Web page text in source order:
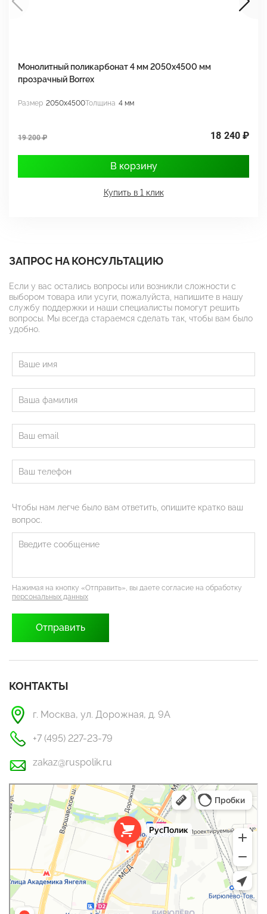
Монолитный поликарбонат 4 мм 2050х4500 мм
прозрачный Borrex
Размер 2050x4500Толщина 4 мм
19 200 ₽ 18 240 ₽
В корзину
Купить в 1 клик
ЗАПРОС НА КОНСУЛЬТАЦИЮ
Если у вас остались вопросы или возникли сложности с
выбором товара или усуги, пожалуйста, напишите в нашу
службу поддержки и наши специалисты помогут решить
вопросы. Мы всегда стараемся сделать так, чтобы вам было
удобно.
Чтобы нам легче было вам ответить, опишите кратко ваш
вопрос.
Нажимая на кнопку «Отправить», вы даете согласие на обработку
персональных данных
КОНТАКТЫ
г. Москва, ул. Дорожная, д. 9А
+7 (495) 227-23-79
zakaz@ruspolik.ru
РусПолик
Оргстекло, поликарбонат в Москве
Строительные и отделочные работы в Москве